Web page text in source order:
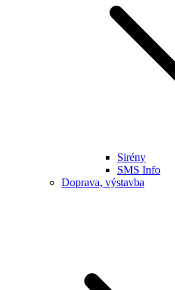
Sirény
SMS Info
Doprava, výstavba